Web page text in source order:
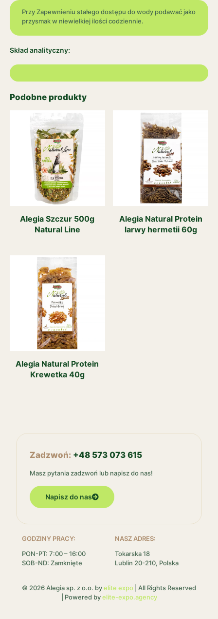
Przy Zapewnieniu stałego dostępu do wody podawać jako
przysmak w niewielkiej ilości codziennie.
Skład analityczny:
Podobne produkty
Alegia Szczur 500g
Natural Line
Alegia Natural Protein
larwy hermetii 60g
Alegia Natural Protein
Krewetka 40g
Zadzwoń: +48 573 073 615
Masz pytania zadzwoń lub napisz do nas!
Napisz do nas
GODZINY PRACY:
PON-PT: 7:00 – 16:00
SOB-ND: Zamknięte
NASZ ADRES:
Tokarska 18
Lublin 20-210, Polska
© 2026 Alegia sp. z o.o. byelite expo | All Rights Reserved
| Powered byelite-expo.agency